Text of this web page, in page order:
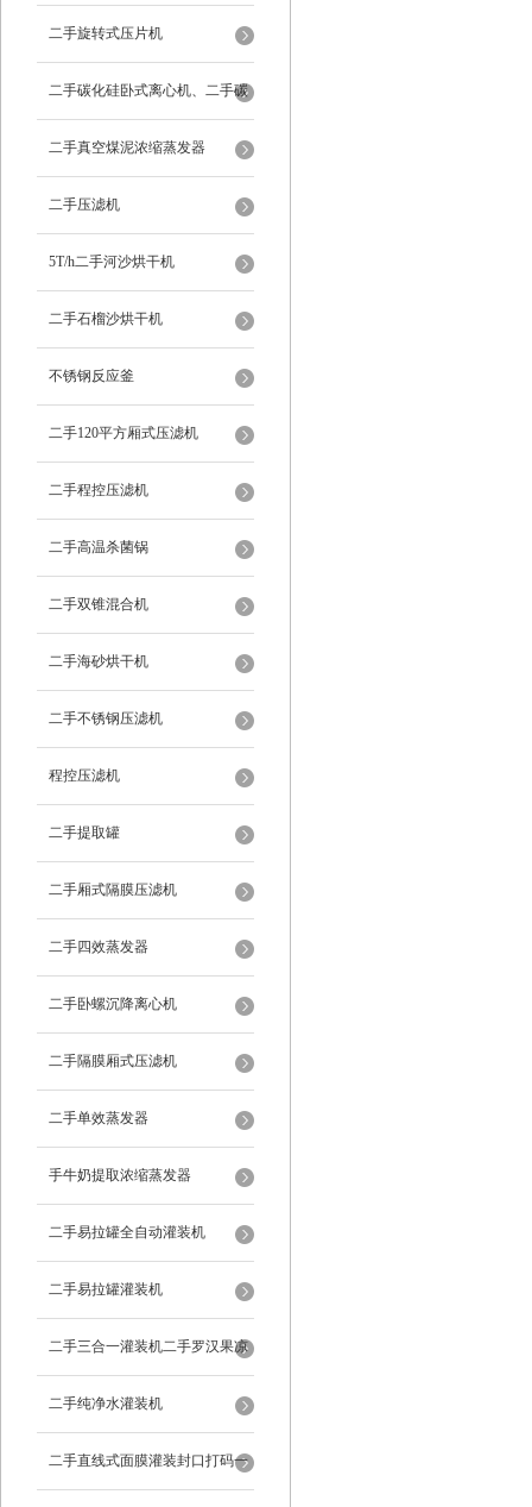
二手旋转式压片机
二手碳化硅卧式离心机、二手碳
化硅分级机、二手碳化硅水洗离
心机
二手真空煤泥浓缩蒸发器
二手压滤机
5T/h二手河沙烘干机
二手石榴沙烘干机
不锈钢反应釜
二手120平方厢式压滤机
二手程控压滤机
二手高温杀菌锅
二手双锥混合机
二手海砂烘干机
二手不锈钢压滤机
程控压滤机
二手提取罐
二手厢式隔膜压滤机
二手四效蒸发器
二手卧螺沉降离心机
二手隔膜厢式压滤机
二手单效蒸发器
手牛奶提取浓缩蒸发器
二手易拉罐全自动灌装机
二手易拉罐灌装机
二手三合一灌装机二手罗汉果凉
茶灌装机
二手纯净水灌装机
二手直线式面膜灌装封口打码一